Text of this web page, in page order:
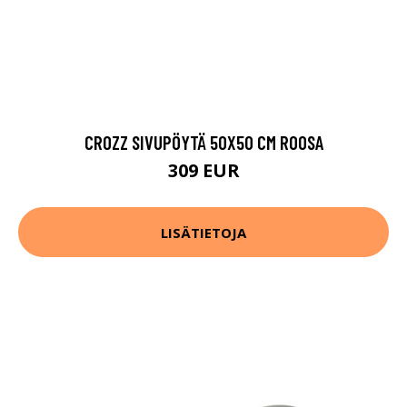
CROZZ SIVUPÖYTÄ 50X50 CM ROOSA
309 EUR
LISÄTIETOJA